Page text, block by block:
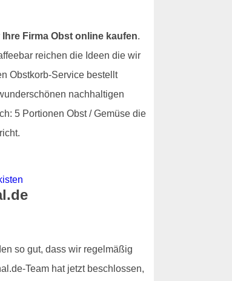
Ihre Firma Obst online kaufen.
reichen die Ideen die wir
Obstkorb-Service bestellt
nachhaltigen
5 Portionen Obst / Gemüse die
so gut, dass wir regelmäßig
Team hat jetzt beschlossen,